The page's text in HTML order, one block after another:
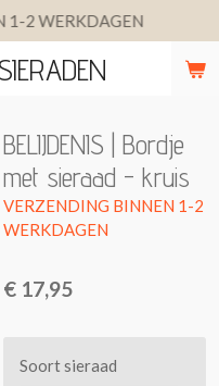
1-2 WERKDAGEN
BELIJDENIS | Bordje
met sieraad - kruis
€ 17,95
Soort sieraad